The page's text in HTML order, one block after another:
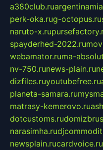
a380club.ru
perk-oka.rug-octopus.ru
naruto-x.ru
spayderhed-2022.ru
webamator.ruma-
nv-750.runews-plain.ru
dizfiles.ruyoutubefree.ru
planeta-samara.ru
matrasy-kemerovo.ru
dotcustoms.ru
narasimha.ru
newsplain.rucardvoice.ru